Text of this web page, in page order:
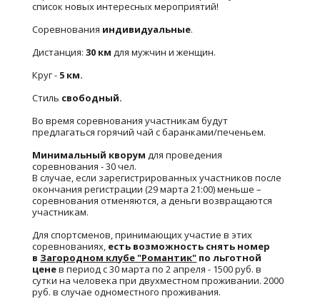
список новых интересных мероприятий!
Соревнования индивидуальные.
Дистанция:30 км для мужчин и женщин.
Круг - 5 км.
Стиль свободный.
Во время соревнования участникам будут
предлагаться горячий чай c баранками/печеньем.
Минимальный кворум для проведения
соревнования - 30 чел.
В случае, если зарегистрированных участников после
окончания регистрации (29 марта 21:00) меньше –
соревнования отменяются, а деньги возвращаются
участникам.
Для спортсменов, принимающих участие в этих
соревнованиях, есть возможность снять номер
в Загородном клубе "Романтик" по льготной
ценев период с 30 марта по 2 апреля - 1500 руб. в
сутки на человека при двухместном проживании. 2000
руб. в случае одноместного проживания.